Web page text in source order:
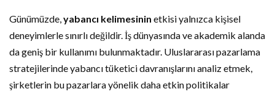
Günümüzde,yabancı kelimesinin etkisi yalnızca kişisel
deneyimlerle sınırlı değildir. İş dünyasında ve akademik alanda
da geniş bir kullanımı bulunmaktadır. Uluslararası pazarlama
stratejilerinde yabancı tüketici davranışlarını analiz etmek,
şirketlerin bu pazarlara yönelik daha etkin politikalar